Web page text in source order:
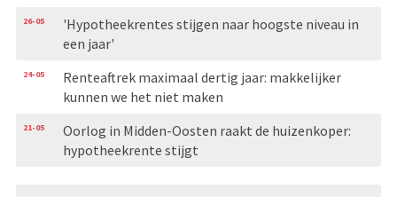
26-05
'Hypotheekrentes stijgen naar hoogste niveau in
een jaar'
24-05
Renteaftrek maximaal dertig jaar: makkelijker
kunnen we het niet maken
21-05
Oorlog in Midden-Oosten raakt de huizenkoper:
hypotheekrente stijgt